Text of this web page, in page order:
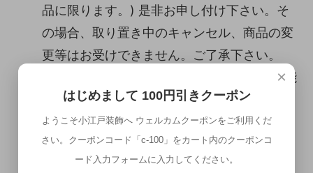
品に限ります。) 是非お申し付け下さい。そ
の場合、取り置き中のキャンセル、商品の変
更等はお受けできません。ご了承下さい。
※購入時システム上180日後までの設定が可能
ですが、こちらの使用品は対象外となります
ので、ご了承ください。
×
はじめまして 100円引きクーポン
ようこそ小江戸装飾へ ウェルカムクーポンをご利用くだ
さい。クーポンコード「c-100」をカート内のクーポンコ
ード入力フォームに入力してください。